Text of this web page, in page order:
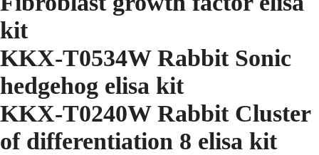
kit
KKX-T0534W Rabbit Sonic
hedgehog elisa kit
KKX-T0240W Rabbit Cluster
of differentiation 8 elisa kit